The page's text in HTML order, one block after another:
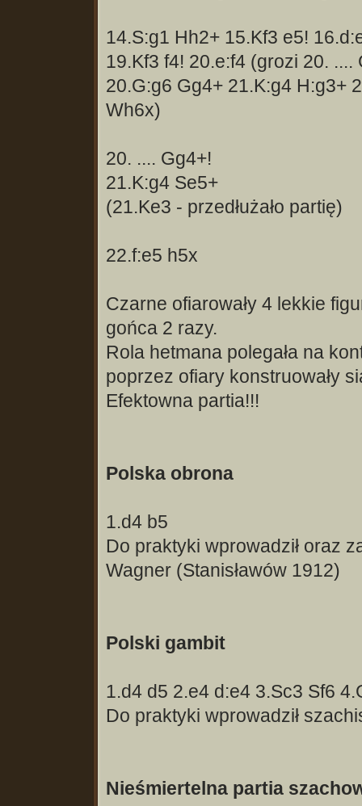
14.S:g1 Hh2+ 15.Kf3 e5!
19.Kf3 f4! 20.e:f4 (grozi 20.
20.G:g6 Gg4+ 21.K:g4 H:g3+
Wh6x)
20. .... Gg4+!
21.K:g4 Se5+
(21.Ke3 - przedłużało partię)
22.f:e5 h5x
Czarne ofiarowały 4 lekkie
gońca 2 razy.
Rola hetmana polegała na
poprzez ofiary konstruowały
Efektowna partia!!!
Polska obrona
1.d4 b5
Do praktyki wprowadził oraz
Wagner (Stanisławów 1912)
Polski gambit
1.d4 d5 2.e4 d:e4 3.Sc3 Sf6
Do praktyki wprowadził
Nieśmiertelna partia